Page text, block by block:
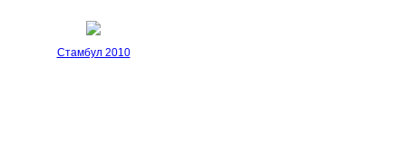
Стамбул 2010